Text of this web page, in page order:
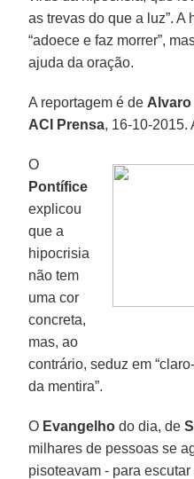
as trevas do que a luz”. A
“adoece e faz morrer”,
ajuda da oração.
A reportagem é de Alvaro
ACI Prensa, 16-10-2015.
O
Pontífice
explicou
que a
hipocrisia
não tem
uma cor
concreta,
mas, ao
contrário, seduz em
da mentira”.
O Evangelho do dia, de
milhares de pessoas se
pisoteavam - para escutar